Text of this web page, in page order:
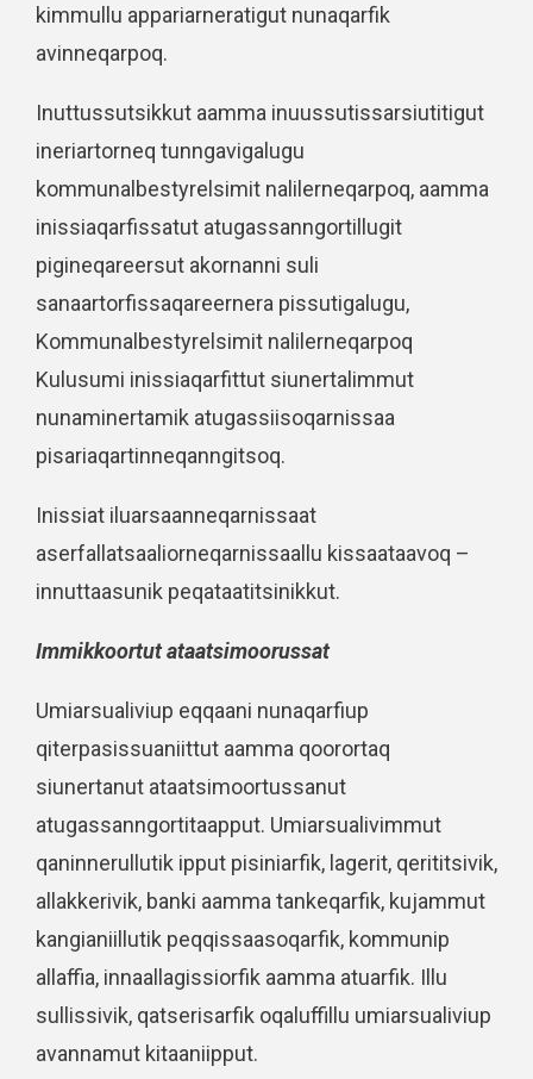
kimmullu appariarneratigut nunaqarfik
avinneqarpoq.
Inuttussutsikkut aamma inuussutissarsiutitigut
ineriartorneq tunngavigalugu
kommunalbestyrelsimit nalilerneqarpoq, aamma
inissiaqarfissatut atugassanngortillugit
pigineqareersut akornanni suli
sanaartorfissaqareernera pissutigalugu,
Kommunalbestyrelsimit nalilerneqarpoq
Kulusumi inissiaqarfittut siunertalimmut
nunaminertamik atugassiisoqarnissaa
pisariaqartinneqanngitsoq.
Inissiat iluarsaanneqarnissaat
aserfallatsaaliorneqarnissaallu kissaataavoq –
innuttaasunik peqataatitsinikkut.
Immikkoortut ataatsimoorussat
Umiarsualiviup eqqaani nunaqarfiup
qiterpasissuaniittut aamma qoorortaq
siunertanut ataatsimoortussanut
atugassanngortitaapput. Umiarsualivimmut
qaninnerullutik ipput pisiniarfik, lagerit, qerititsivik,
allakkerivik, banki aamma tankeqarfik, kujammut
kangianiillutik peqqissaasoqarfik, kommunip
allaffia, innaallagissiorfik aamma atuarfik. Illu
sullissivik, qatserisarfik oqaluffillu umiarsualiviup
avannamut kitaaniipput.